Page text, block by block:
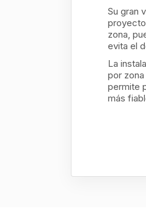
Su gran
zona,
evita el
La
por
permite
más